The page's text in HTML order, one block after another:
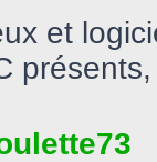
et